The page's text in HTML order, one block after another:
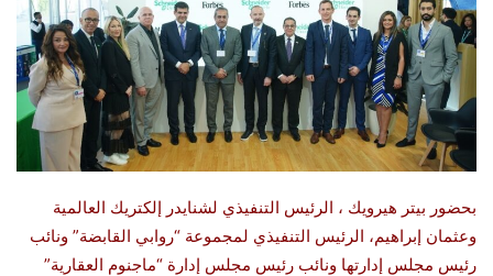
بحضور بيتر هيرويك ، الرئيس التنفيذي لشنايدر إلكتريك العالمية
وعثمان إبراهيم، الرئيس التنفيذي لمجموعة “روابي القابضة” ونائب
رئيس مجلس إدارتها ونائب رئيس مجلس إدارة “ماجنوم العقارية”